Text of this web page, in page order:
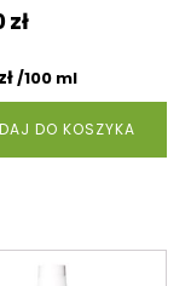
złAktualna
wynosi:
66,00 zł.
zł/100 ml
DO KOSZYKA